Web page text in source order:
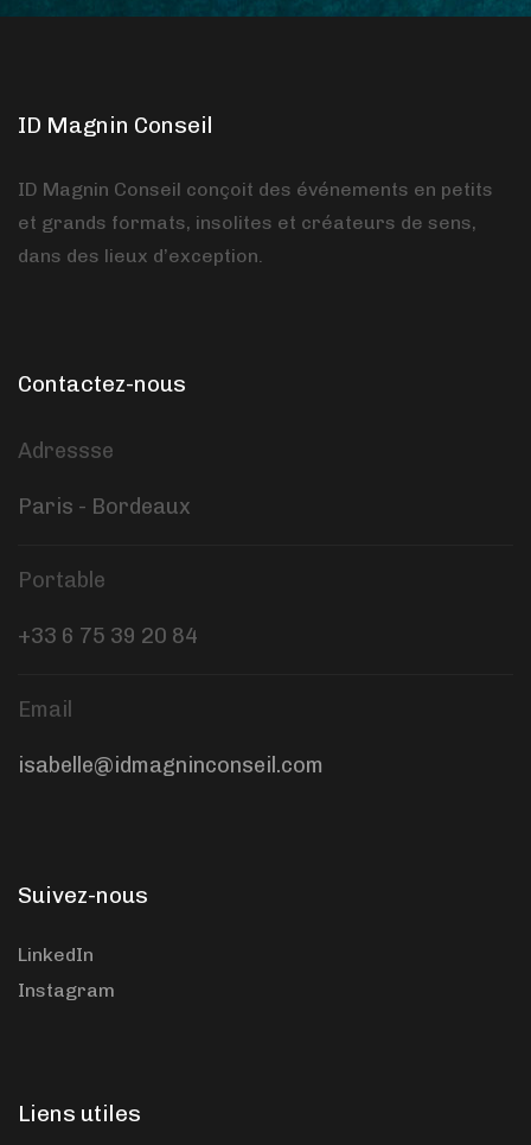
ID Magnin Conseil
ID Magnin Conseil conçoit des événements en petits
et grands formats, insolites et créateurs de sens,
dans des lieux d’exception.
Contactez-nous
Adressse
Paris - Bordeaux
Portable
+33 6 75 39 20 84
Email
isabelle@idmagninconseil.com
Suivez-nous
LinkedIn
Instagram
Liens utiles